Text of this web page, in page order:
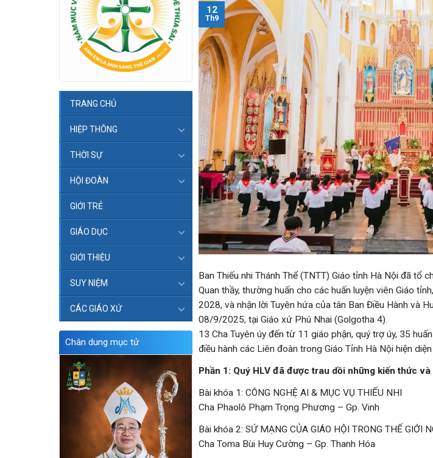
TRANG CHỦ
HIỆP THÔNG
THỜI SỰ
HỘI ĐOÀN
GIỚI TRẺ
GIÁO DỤC
GIỚI THIỆU
SUY NIỆM
CÁC GIÁO XỨ
Chân dung mục tử
12
Th9
Ban Thiếu nhi Thánh Thể (TNTT) Giáo tỉnh Hà Nội đã tổ
Quan thầy, thường huấn cho các huấn luyện viên Giáo
2028, và nhận lời Tuyên hứa của tân Ban Điều Hành và
08/9/2025, tại Giáo xứ Phú Nhai (Golgotha 4).
13 Cha Tuyên úy đến từ 11 giáo phận, quý trợ úy, 35
điều hành các Liên đoàn trong Giáo Tỉnh Hà Nội hiện
Phần 1: Quý HLV đã được trau dồi những kiến thức
Bài khóa 1: CÔNG NGHỆ AI & MỤC VỤ THIẾU NHI
Cha Phaolô Phạm Trọng Phương – Gp. Vinh
Bài khóa 2: SỨ MẠNG CỦA GIÁO HỘI TRONG THẾ GIỚI
Cha Toma Bùi Huy Cường – Gp. Thanh Hóa